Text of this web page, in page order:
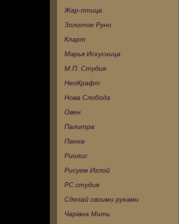
Жар-птица
Золотое Руно
Кларт
Марья Искусница
М.П. Студия
НеоКрафт
Нова Слобода
Овен
Палитра
Панна
Риолис
Рисуем Иглой
РС студия
Сделай своими руками
Чарівна Мить